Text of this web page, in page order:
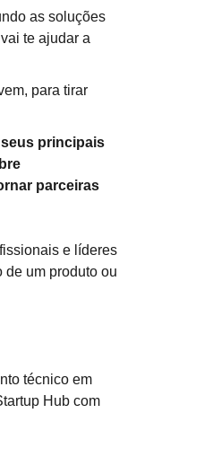
as soluções
te ajudar a
para tirar
principais
parceiras
e líderes
de um produto ou
técnico em
Hub com